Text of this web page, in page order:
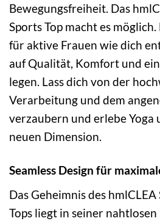
Bewegungsfreiheit. Das
Sports Top macht es
für aktive Frauen wie dich
auf Qualität, Komfort und
legen. Lass dich von der
Verarbeitung und dem
verzaubern und erlebe Yoga
neuen Dimension.
Seamless Design für
Das Geheimnis des hmlCLEA
Tops liegt in seiner